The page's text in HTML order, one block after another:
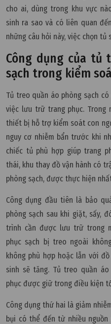
cho ai, dùng trong khu vực
sinh ra sao và có liên quan
những câu hỏi này, việc chọn
Công dụng của tủ
sạch trong kiểm
Tủ treo quần áo phòng sạch
việc lưu trữ trang phục. Trong
thiết bị hỗ trợ kiểm soát con
nguy cơ nhiễm bẩn trước khi
chiếc tủ phù hợp giúp trang
thái, khu thay đồ vận hành có
phòng sạch, được thực hiện
Công dụng đầu tiên là bảo
phòng sạch sau khi giặt, sấy,
trình cần được lưu trữ trong
phục sạch bị treo ngoài
không phù hợp hoặc lẫn với
sinh sẽ tăng. Tủ treo quần
phục được giữ trong điều kiện
Công dụng thứ hai là giảm
bụi có thể đến từ nhiều